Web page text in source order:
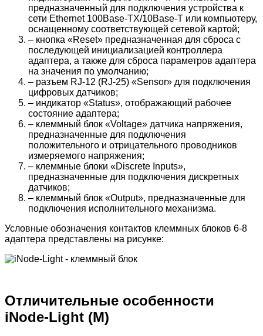
предназначенный для подключения устройства к
сети Ethernet 100Base-TX/10Base-T или компьютеру,
оснащенному соответствующей сетевой картой;
– кнопка «Reset» предназначенная для сброса с
последующей инициализацией контроллера
адаптера, а также для сброса параметров адаптера
на значения по умолчанию;
– разъем RJ-12 (RJ-25) «Sensor» для подключения
цифровых датчиков;
– индикатор «Status», отображающий рабочее
состояние адаптера;
– клеммный блок «Voltage» датчика напряжения,
предназначенные для подключения
положительного и отрицательного проводников
измеряемого напряжения;
– клеммные блоки «Discrete Inputs»,
предназначенные для подключения дискретных
датчиков;
– клеммный блок «Output», предназначенные для
подключения исполнительного механизма.
Условные обозначения контактов клеммных блоков 6-8
адаптера представлены на рисунке:
Отличительные особенности
iNode-Light (M)